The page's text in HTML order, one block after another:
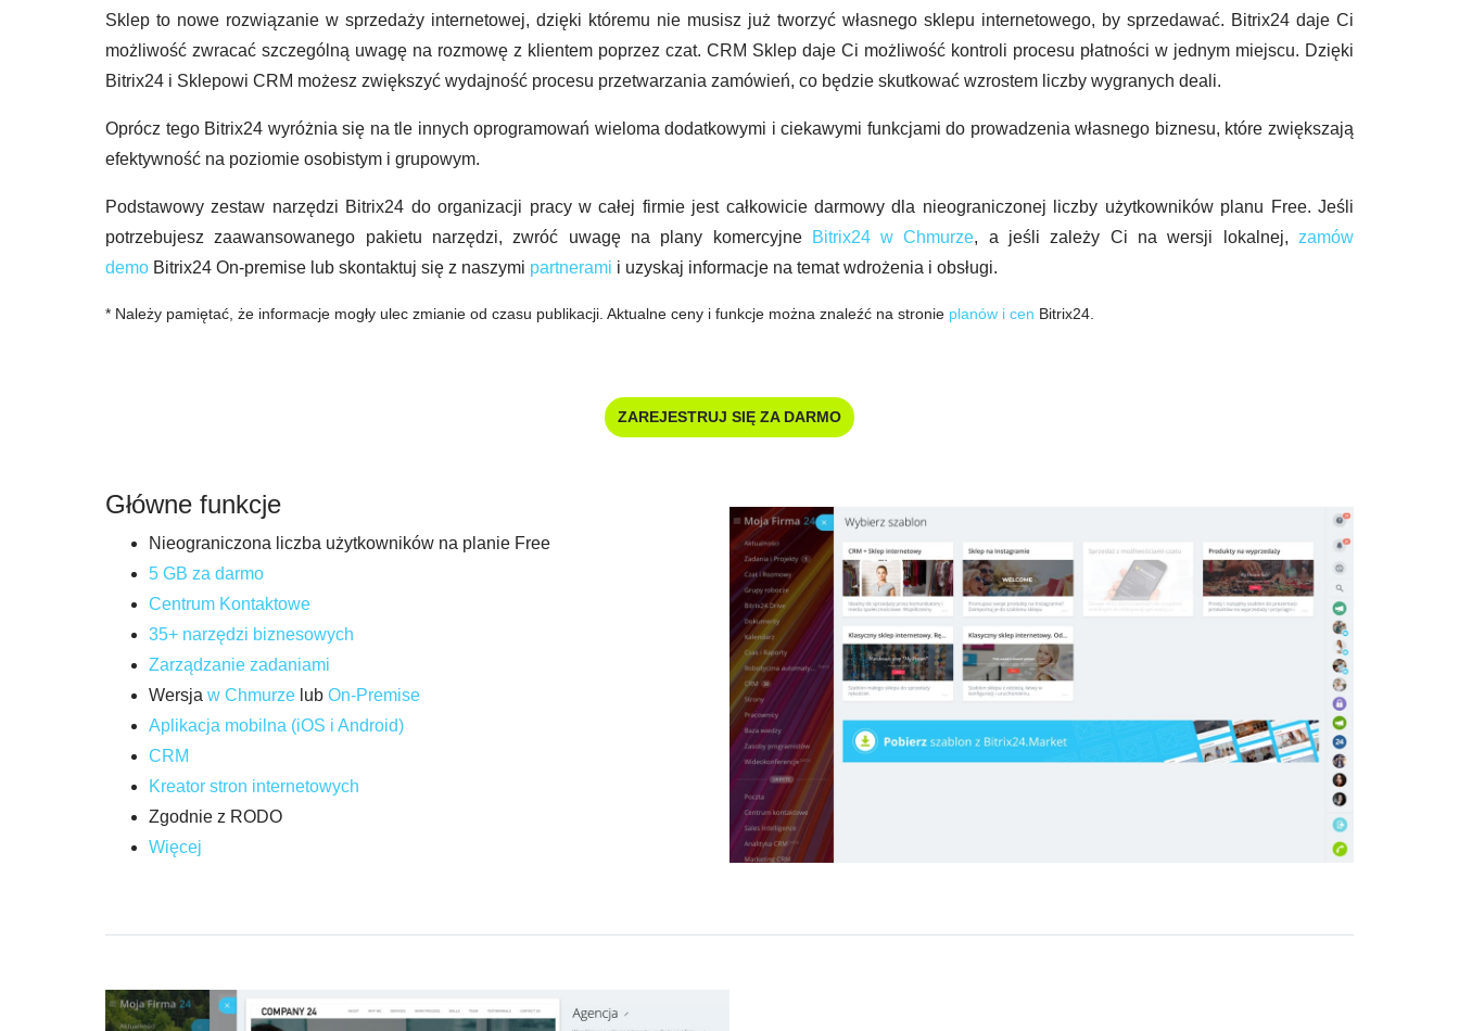
Sklep to nowe rozwiązanie w sprzedaży internetowej, dzięki któremu nie musisz już tworzyć własnego sklepu internetowego, by sprzedawać. Bitrix24 daje Ci
możliwość zwracać szczególną uwagę na rozmowę z klientem poprzez czat. CRM Sklep daje Ci możliwość kontroli procesu płatności w jednym miejscu. Dzięki
Bitrix24 i Sklepowi CRM możesz zwiększyć wydajność procesu przetwarzania zamówień, co będzie skutkować wzrostem liczby wygranych deali.
Oprócz tego Bitrix24 wyróżnia się na tle innych oprogramowań wieloma dodatkowymi i ciekawymi funkcjami do prowadzenia własnego biznesu, które zwiększają
efektywność na poziomie osobistym i grupowym.
Podstawowy zestaw narzędzi Bitrix24 do organizacji pracy w całej firmie jest całkowicie darmowy dla nieograniczonej liczby użytkowników planu Free. Jeśli
potrzebujesz zaawansowanego pakietu narzędzi, zwróć uwagę na plany komercyjne
Bitrix24 w Chmurze, a jeśli zależy Ci na wersji lokalnej, zamów
demo Bitrix24 On-premise lub skontaktuj się z naszymi partnerami i uzyskaj informacje na temat wdrożenia i obsługi.
* Należy pamiętać, że informacje mogły ulec zmianie od czasu publikacji. Aktualne ceny i funkcje można znaleźć na stronie planów i cen Bitrix24.
ZAREJESTRUJ SIĘ ZA DARMO
Główne funkcje
Nieograniczona liczba użytkowników na planie Free
5 GB za darmo
Centrum Kontaktowe
35+ narzędzi biznesowych
Zarządzanie zadaniami
Wersja w Chmurze lub On-Premise
Aplikacja mobilna (iOS i Android)
CRM
Kreator stron internetowych
Zgodnie z RODO
Więcej